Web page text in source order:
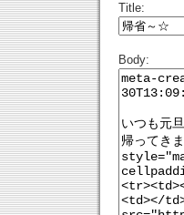
Title:
Body: